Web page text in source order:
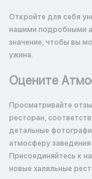
Откройте для себя
нашими подробными
значение, чтобы вы
ужина.
Оцените
Просматривайте
ресторан,
детальные
атмосферу
Присоединяйтесь к
новые халяльные